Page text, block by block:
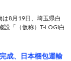
8月19日、埼玉県白
設「（仮称）T-LOGI白
成、日本梱包運輸